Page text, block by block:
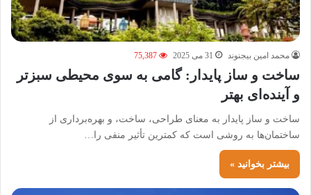
محمد امین بیجنوند 31 می 2025 75,387
ساخت و ساز پایدار: گامی به سوی محیطی سبزتر
و آینده‌ای بهتر
ساخت و ساز پایدار به معنای طراحی، ساخت، و بهره‌برداری از
ساختمان‌ها به روشی است که کمترین تأثیر منفی را…
بیشتر بخوانید »